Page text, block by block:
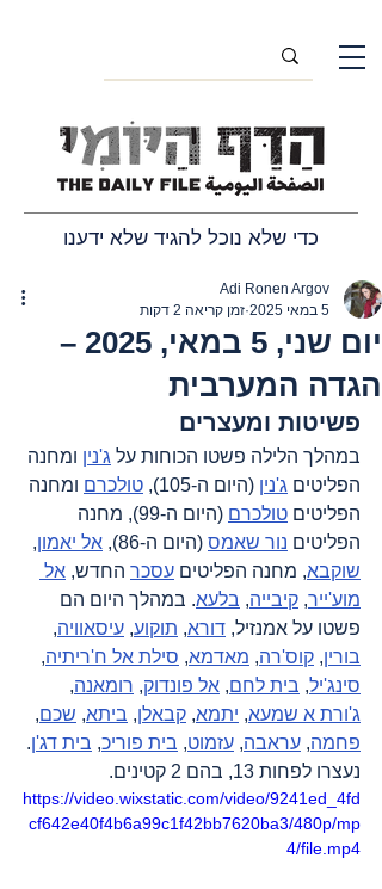
כדי שלא נוכל להגיד שלא ידענו
יום שני, 5 במאי, 2025 –
הגדה המערבית
Adi Ronen Argov
5 במאי 2025
זמן קריאה 2 דקות
פשיטות ומעצרים
במהלך הלילה פשטו הכוחות על ג'נין ומחנה
הפליטים ג'נין (היום ה-105), טולכרם ומחנה
הפליטים טולכרם
(היום ה-99), מחנה
הפליטים נור שאמס (היום ה-86), אל יאמון,
שוקבא, מחנה הפליטים עסכר החדש, אל
מוע'ייר, קיבייה, בלעא. במהלך היום הם
פשטו על אמנזיל, דורא, תוקוע, עיסאוויה,
בורין, קוס'רה, מאדמא, סילת אל ח'ריתיה,
סינג'יל, בית לחם, אל פונדוק, רומאנה,
ג'ורת א שמעא, יתמא, קבאלן, ביתא, שכם,
פחמה, עראבה, עזמוט, בית פוריכ, בית דג'ן.
נעצרו לפחות 13, בהם 2 קטינים.
https://video.wixstatic.com/video/9241ed_4fd
cf642e40f4b6a99c1f42bb7620ba3/480p/mp
4/file.mp4